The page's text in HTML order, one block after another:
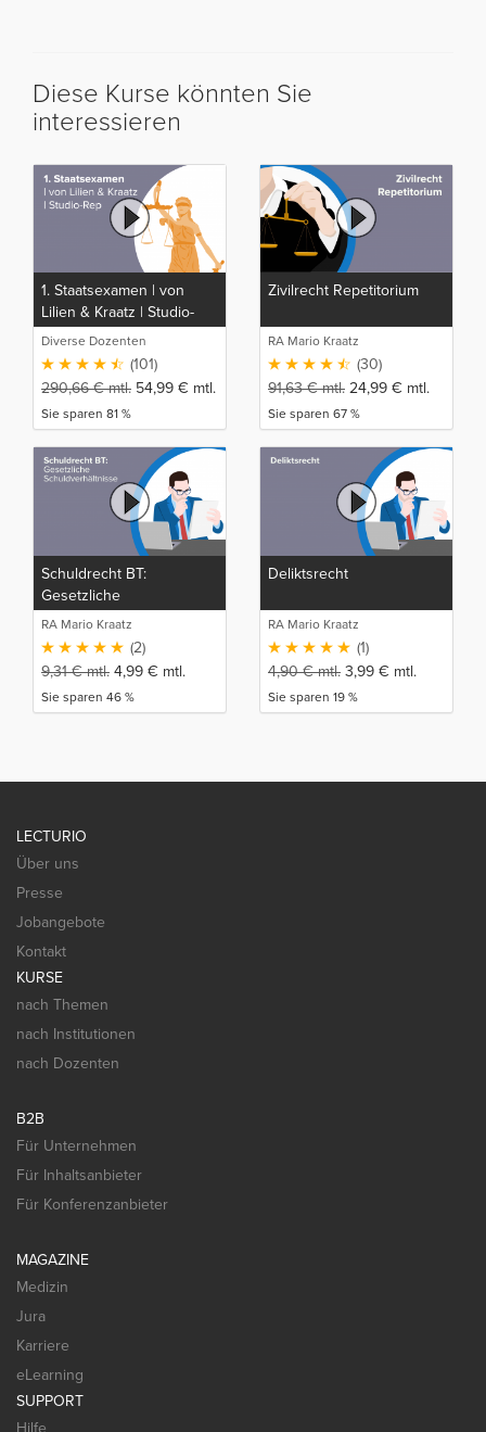
Diese Kurse könnten Sie
interessieren
1. Staatsexamen | von
Lilien & Kraatz | Studio-
Rep
Diverse Dozenten
(101)
290,66€mtl. 54,99 € mtl.
Sie sparen 81 %
Zivilrecht Repetitorium
RA Mario Kraatz
(30)
91,63€mtl. 24,99 € mtl.
Sie sparen 67 %
Schuldrecht BT:
Gesetzliche
Schuldverhältnisse
RA Mario Kraatz
(2)
9,31€mtl. 4,99 € mtl.
Sie sparen 46 %
Deliktsrecht
RA Mario Kraatz
(1)
4,90€mtl. 3,99 € mtl.
Sie sparen 19 %
LECTURIO
Über uns
Presse
Jobangebote
Kontakt
KURSE
nach Themen
nach Institutionen
nach Dozenten
B2B
Für Unternehmen
Für Inhaltsanbieter
Für Konferenzanbieter
MAGAZINE
Medizin
Jura
Karriere
eLearning
SUPPORT
Hilfe